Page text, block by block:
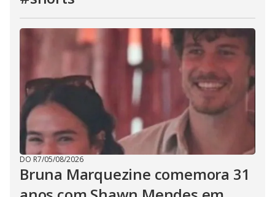
DO R7/05/08/2026
Bruna Marquezine comemora 31